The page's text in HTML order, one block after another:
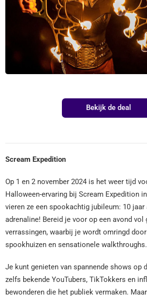
Bekijk de deal
Scream Expedition
Op 1 en 2 november 2024 is het weer tijd
Halloween-ervaring bij Scream Expedition
vieren ze een spookachtig jubileum: 10 jaar
adrenaline! Bereid je voor op een avond vol
verrassingen, waarbij je wordt omringd
spookhuizen en sensationele walkthroughs.
Je kunt genieten van spannende shows op
zelfs bekende YouTubers, TikTokkers en
bewonderen die het publiek vermaken.